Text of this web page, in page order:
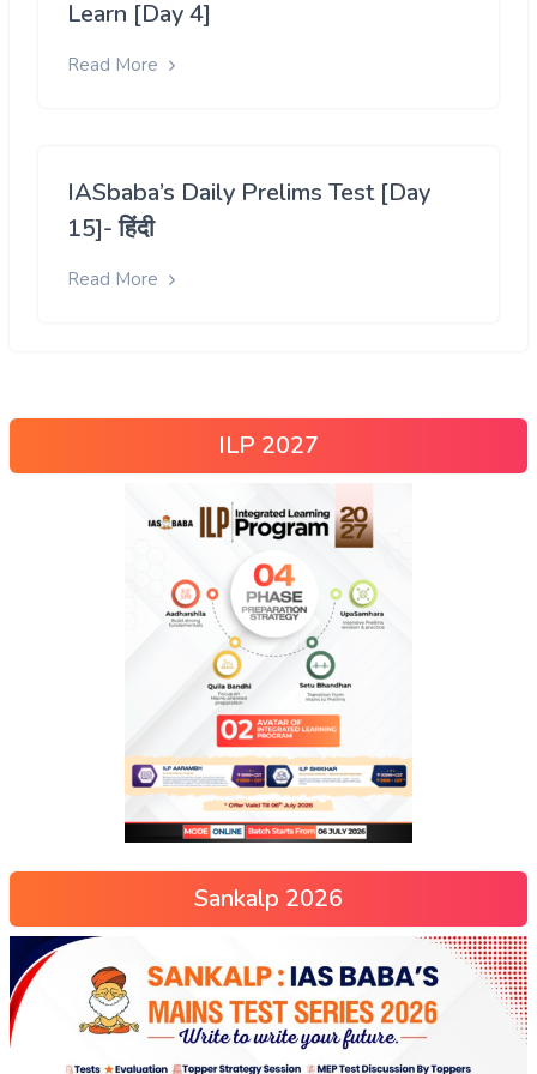
Learn [Day 4]
Read More
IASbaba’s Daily Prelims Test [Day
15]- हिंदी
Read More
ILP 2027
Sankalp 2026